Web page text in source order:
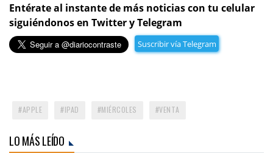
Entérate al instante de más noticias con tu celular
siguiéndonos en Twitter y Telegram
Suscribir vía Telegram
APPLE IPAD MIÉRCOLES VENTA
LO MÁS LEÍDO